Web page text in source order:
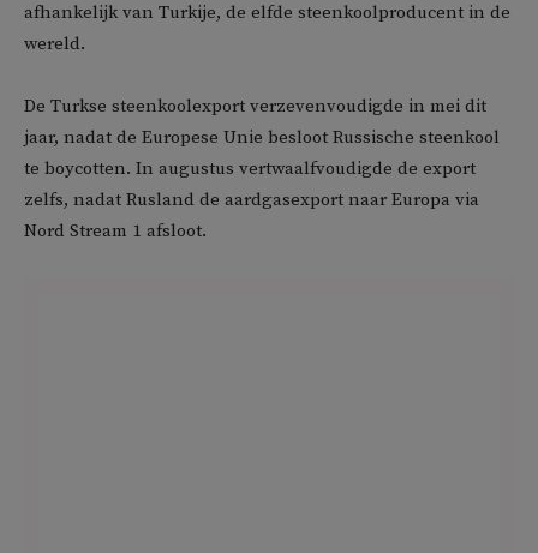
afhankelijk van Turkije, de elfde steenkoolproducent in de
wereld.
De Turkse steenkoolexport verzevenvoudigde in mei dit
jaar, nadat de Europese Unie besloot Russische steenkool
te boycotten. In augustus vertwaalfvoudigde de export
zelfs, nadat Rusland de aardgasexport naar Europa via
Nord Stream 1 afsloot.